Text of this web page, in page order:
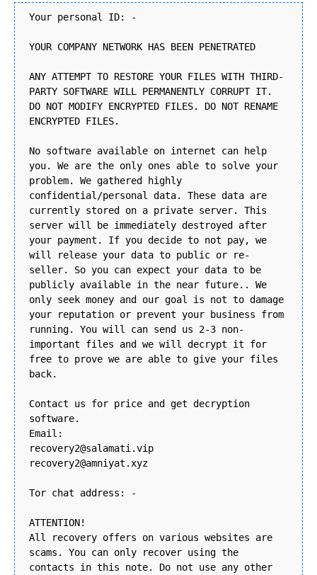
Your personal ID: -
YOUR COMPANY NETWORK HAS BEEN PENETRATED
ANY ATTEMPT TO RESTORE YOUR FILES WITH THIRD-
PARTY SOFTWARE WILL PERMANENTLY CORRUPT IT.
DO NOT MODIFY ENCRYPTED FILES. DO NOT RENAME
ENCRYPTED FILES.
No software available on internet can help
you. We are the only ones able to solve your
problem. We gathered highly
confidential/personal data. These data are
currently stored on a private server. This
server will be immediately destroyed after
your payment. If you decide to not pay, we
will release your data to public or re-
seller. So you can expect your data to be
publicly available in the near future.. We
only seek money and our goal is not to damage
your reputation or prevent your business from
running. You will can send us 2-3 non-
important files and we will decrypt it for
free to prove we are able to give your files
back.
Contact us for price and get decryption
software.
Email:
recovery2@salamati.vip
recovery2@amniyat.xyz
Tor chat address: -
ATTENTION!
All recovery offers on various websites are
scams. You can only recover using the
contacts in this note. Do not use any other